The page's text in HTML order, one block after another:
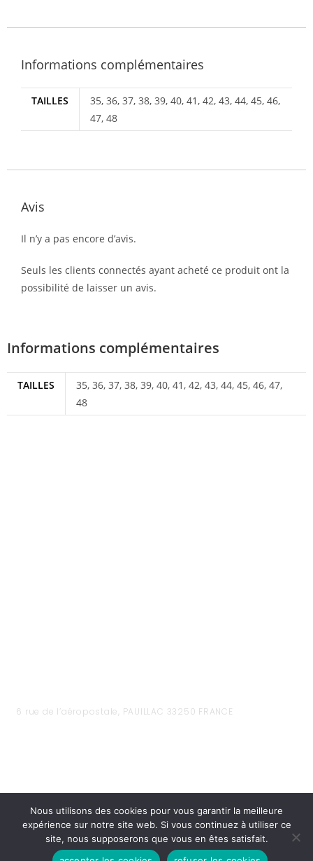
Informations complémentaires
TAILLES
35, 36, 37, 38, 39, 40, 41, 42, 43, 44, 45, 46,
47, 48
Avis
Il n’y a pas encore d’avis.
Seuls les clients connectés ayant acheté ce produit ont la
possibilité de laisser un avis.
Informations complémentaires
TAILLES
35, 36, 37, 38, 39, 40, 41, 42, 43, 44, 45, 46, 47,
48
6 rue de l’aéropostale, PAUILLAC 33250 FRANCE
Nous utilisons des cookies pour vous garantir la meilleure
expérience sur notre site web. Si vous continuez à utiliser ce
site, nous supposerons que vous en êtes satisfait.